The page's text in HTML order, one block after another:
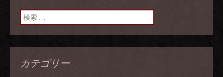
検索:
カテゴリー